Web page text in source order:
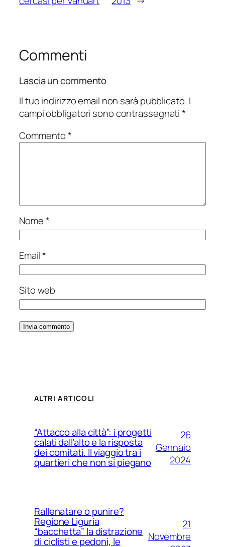
Commenti
Lascia un commento
Il tuo indirizzo email non sarà pubblicato. I
campi obbligatori sono contrassegnati*
Commento*
Nome*
Email*
Sito web
ALTRI ARTICOLI
“Attacco alla città”: i progetti
calati dall’alto e la risposta
dei comitati. Il viaggio tra i
quartieri che non si piegano
26
Gennaio
2024
Rallenatare o punire?
Regione Liguria
“bacchetta” la distrazione
di ciclisti e pedoni, le
21
Novembre